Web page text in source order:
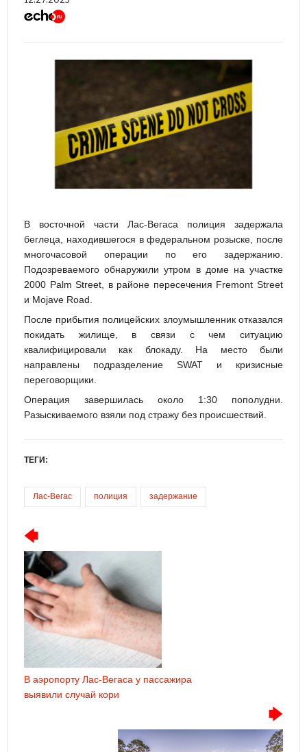
В восточной части Лас-Вегаса полиция задержала
беглеца, находившегося в федеральном розыске, после
многочасовой операции по его задержанию.
Подозреваемого обнаружили утром в доме на участке
2000 Palm Street, в районе пересечения Fremont Street
и Mojave Road.
После прибытия полицейских злоумышленник отказался
покидать жилище, в связи с чем ситуацию
квалифицировали как блокаду. На место были
направлены подразделение SWAT и кризисные
переговорщики.
Операция завершилась около 1:30 пополудни.
Разыскиваемого взяли под стражу без происшествий.
ТЕГИ:
Лас-Вегас полиция задержание
В аэропорту Лас-Вегаса у пассажира
выявили случай кори